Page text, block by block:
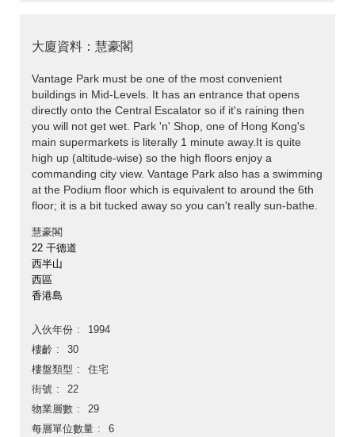
大廈資料：慧豪閣
Vantage Park must be one of the most convenient
buildings in Mid-Levels. It has an entrance that opens
directly onto the Central Escalator so if it's raining then
you will not get wet. Park 'n' Shop, one of Hong Kong's
main supermarkets is literally 1 minute away.It is quite
high up (altitude-wise) so the high floors enjoy a
commanding city view. Vantage Park also has a swimming
at the Podium floor which is equivalent to around the 6th
floor; it is a bit tucked away so you can't really sun-bathe.
慧豪閣
22 干德道
西半山
西區
香港島
入伙年份
1994
樓齡
30
樓盤類型
住宅
街號
22
物業層數
29
每層單位數量
6